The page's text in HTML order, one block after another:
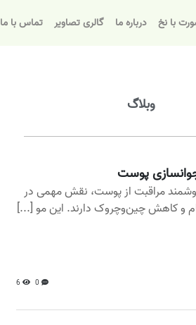
با نخ درباره ما گالری تصاویر تماس با ما
وبلاگ
پوست
مراقبت از پوست، نقش مهمی در
و کاهش چین‌وچروک دارند. این مو [...]
0
6